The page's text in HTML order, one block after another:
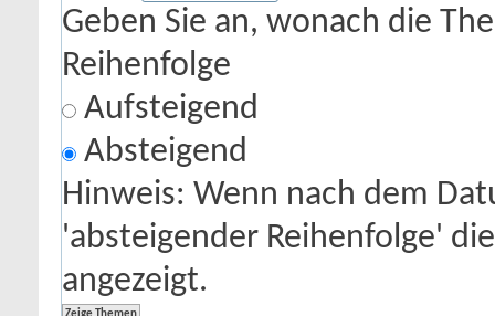
Geben Sie an, wonach die
Reihenfolge
Aufsteigend
Absteigend
Hinweis: Wenn nach dem
'absteigender Reihenfolge'
angezeigt.